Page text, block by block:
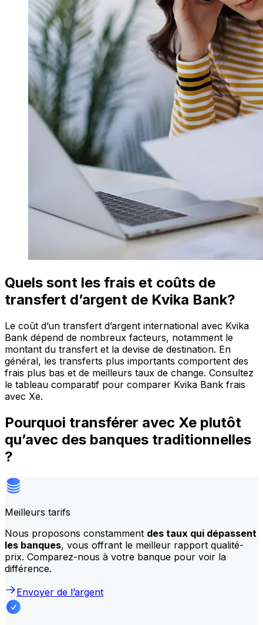
Quels sont les frais et coûts de
transfert d’argent de Kvika Bank?
Le coût d’un transfert d’argent international avec Kvika
Bank dépend de nombreux facteurs, notamment le
montant du transfert et la devise de destination. En
général, les transferts plus importants comportent des
frais plus bas et de meilleurs taux de change. Consultez
le tableau comparatif pour comparer Kvika Bank frais
avec Xe.
Pourquoi transférer avec Xe plutôt
qu’avec des banques traditionnelles
?
Meilleurs tarifs
Nous proposons constamment des taux qui dépassent
les banques, vous offrant le meilleur rapport qualité-
prix. Comparez-nous à votre banque pour voir la
différence.
Envoyer de l’argent